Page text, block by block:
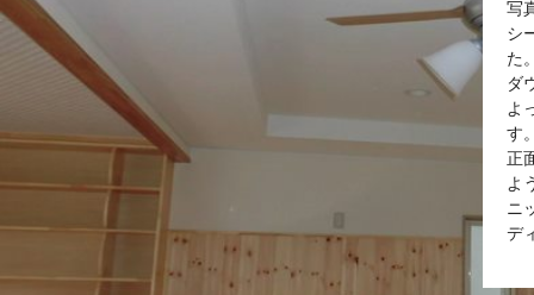
写
シ
た
ダ
よ
す
正
よ
ニ
デ